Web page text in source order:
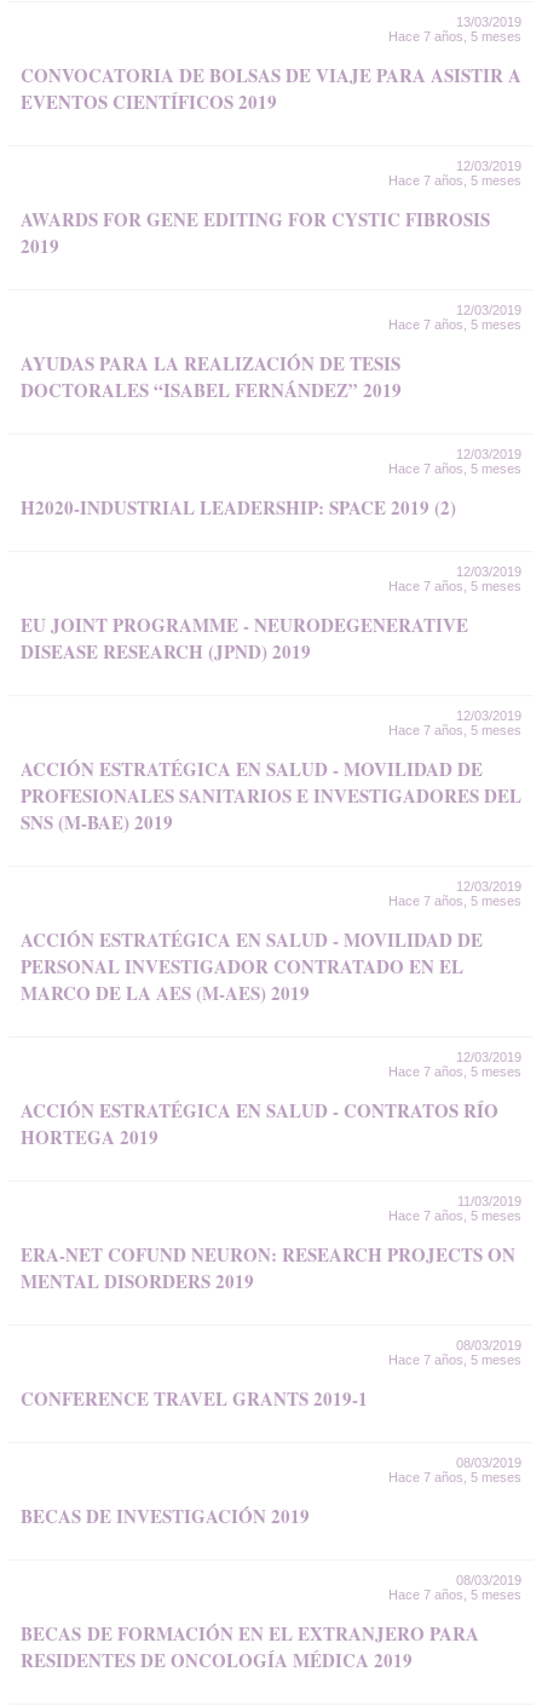
13/03/2019
Hace 7 años, 5 meses
CONVOCATORIA DE BOLSAS DE VIAJE PARA ASISTIR A
EVENTOS CIENTÍFICOS 2019
12/03/2019
Hace 7 años, 5 meses
AWARDS FOR GENE EDITING FOR CYSTIC FIBROSIS
2019
12/03/2019
Hace 7 años, 5 meses
AYUDAS PARA LA REALIZACIÓN DE TESIS
DOCTORALES “ISABEL FERNÁNDEZ” 2019
12/03/2019
Hace 7 años, 5 meses
H2020-INDUSTRIAL LEADERSHIP: SPACE 2019 (2)
12/03/2019
Hace 7 años, 5 meses
EU JOINT PROGRAMME - NEURODEGENERATIVE
DISEASE RESEARCH (JPND) 2019
12/03/2019
Hace 7 años, 5 meses
ACCIÓN ESTRATÉGICA EN SALUD - MOVILIDAD DE
PROFESIONALES SANITARIOS E INVESTIGADORES DEL
SNS (M-BAE) 2019
12/03/2019
Hace 7 años, 5 meses
ACCIÓN ESTRATÉGICA EN SALUD - MOVILIDAD DE
PERSONAL INVESTIGADOR CONTRATADO EN EL
MARCO DE LA AES (M-AES) 2019
12/03/2019
Hace 7 años, 5 meses
ACCIÓN ESTRATÉGICA EN SALUD - CONTRATOS RÍO
HORTEGA 2019
11/03/2019
Hace 7 años, 5 meses
ERA-NET COFUND NEURON: RESEARCH PROJECTS ON
MENTAL DISORDERS 2019
08/03/2019
Hace 7 años, 5 meses
CONFERENCE TRAVEL GRANTS 2019-1
08/03/2019
Hace 7 años, 5 meses
BECAS DE INVESTIGACIÓN 2019
08/03/2019
Hace 7 años, 5 meses
BECAS DE FORMACIÓN EN EL EXTRANJERO PARA
RESIDENTES DE ONCOLOGÍA MÉDICA 2019